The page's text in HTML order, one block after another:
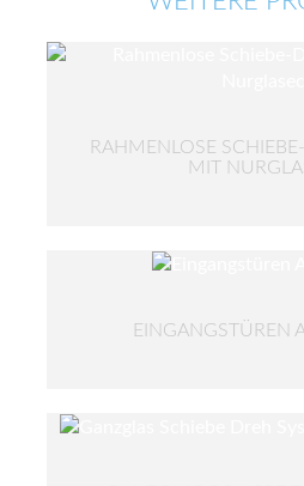
RAHMENLOSE
MIT
EINGANGSTÜREN